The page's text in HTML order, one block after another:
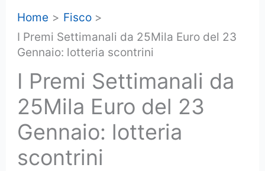
Home
Fisco
I Premi Settimanali da 25Mila Euro del 23
Gennaio: lotteria scontrini
I Premi Settimanali da
25Mila Euro del 23
Gennaio: lotteria
scontrini